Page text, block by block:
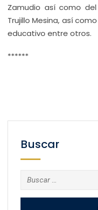
Zamudio así como del
Trujillo Mesina, así
educativo entre otros.
******
Buscar
Buscar: